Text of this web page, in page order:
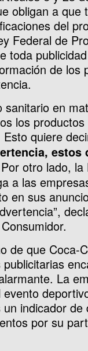
obligan a que
del
Federal de
toda
de los
sanitario en
los
Esto quiere
estos
otro lado, la
a las
en sus
de que Coca-
La
indicador de
por su